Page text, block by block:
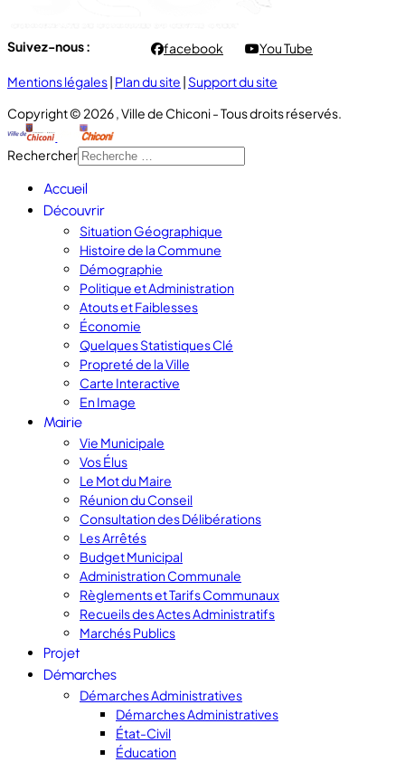
Suivez-nous : facebook You Tube
Mentions légales| Plan du site | Support du site
Copyright © 2026 , Ville de Chiconi - Tous droits réservés.
Rechercher
Accueil
Découvrir
Situation Géographique
Histoire de la Commune
Démographie
Politique et Administration
Atouts et Faiblesses
Économie
Quelques Statistiques Clé
Propreté de la Ville
Carte Interactive
En Image
Mairie
Vie Municipale
Vos Élus
Le Mot du Maire
Réunion du Conseil
Consultation des Délibérations
Les Arrêtés
Budget Municipal
Administration Communale
Règlements et Tarifs Communaux
Recueils des Actes Administratifs
Marchés Publics
Projet
Démarches
Démarches Administratives
Démarches Administratives
État-Civil
Éducation